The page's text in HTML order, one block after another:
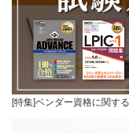
[特集]ベンダー資格に関す